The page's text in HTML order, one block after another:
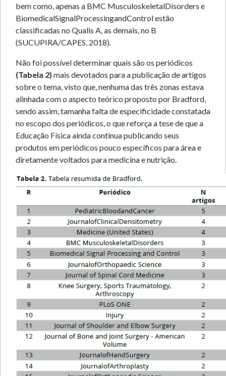
bem como, apenas a BMC MusculoskeletalDisorders e
BiomedicalSignalProcessingandControl estão
classificadas no Qualis A, as demais, no B
(SUCUPIRA/CAPES, 2018).
Não foi possível determinar quais são os periódicos
(Tabela 2) mais devotados para a publicação de artigos
sobre o tema, visto que, nenhuma das três zonas estava
alinhada com o aspecto teórico proposto por Bradford,
sendo assim, tamanha falta de especificidade constatada
no escopo dos periódicos, o que reforça a tese de que a
Educação Física ainda continua publicando seus
produtos em periódicos pouco específicos para área e
diretamente voltados para medicina e nutrição.